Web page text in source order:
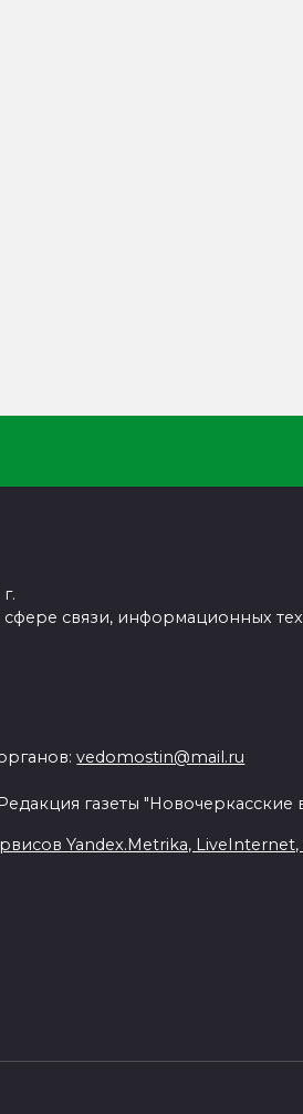
связи, информационных
vedomostin@mail.ru
газеты "Новочеркасские
Yandex.Metrika,